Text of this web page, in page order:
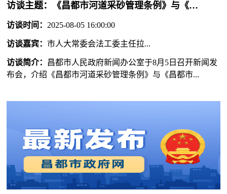
访谈主题： 《昌都市河道采砂管理条例》与《昌都市饮用水水源地保护条例》颁布实施新闻发布会
访谈时间： 2025-08-05 16:00:00
访谈嘉宾：市人大常委会法工委主任拉...
访谈简介： 昌都市人民政府新闻办公室于8月5日召开新闻发
布会，介绍《昌都市河道采砂管理条例》与《昌都市...